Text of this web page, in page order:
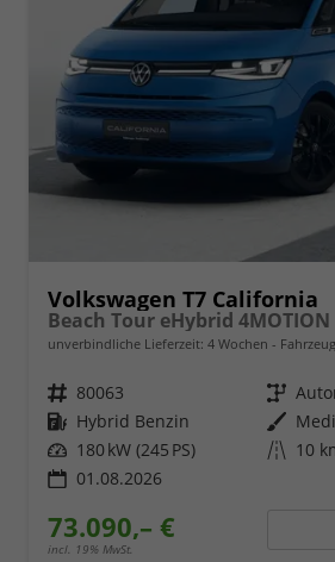
Volkswagen T7 California
unverbindliche Lieferzeit: 4 Wochen
Fahrzeugnr. 80063 Getriebe
Kraftstoff Hybrid Benzin Außenfarbe
Leistung 180 kW (245 PS) Kilometerstand 10
01.08.2026
73.090,– €
incl. 19% MwSt.